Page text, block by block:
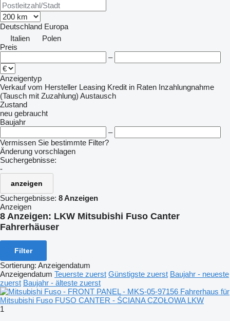
Deutschland Europa
Italien
Polen
Preis
–
Anzeigentyp
Verkauf vom Hersteller Leasing Kredit in Raten Inzahlungnahme
(Tausch mit Zuzahlung) Austausch
Zustand
neu gebraucht
Baujahr
–
Vermissen Sie bestimmte Filter?
Änderung vorschlagen
Suchergebnisse:
-
anzeigen
Suchergebnisse: 8 Anzeigen
Anzeigen
8 Anzeigen: LKW Mitsubishi Fuso Canter
Fahrerhäuser
Filter
Sortierung: Anzeigendatum
Anzeigendatum Teuerste zuerst Günstigste zuerst Baujahr - neueste
zuerst Baujahr - älteste zuerst
1